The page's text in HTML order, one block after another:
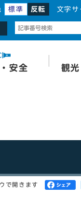
標準 反転 文字サ
安全 観
で開きます